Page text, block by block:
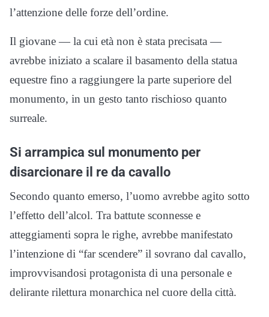
l’attenzione delle forze dell’ordine.
Il giovane — la cui età non è stata precisata —
avrebbe iniziato a scalare il basamento della statua
equestre fino a raggiungere la parte superiore del
monumento, in un gesto tanto rischioso quanto
surreale.
Si arrampica sul monumento per
disarcionare il re da cavallo
Secondo quanto emerso, l’uomo avrebbe agito sotto
l’effetto dell’alcol. Tra battute sconnesse e
atteggiamenti sopra le righe, avrebbe manifestato
l’intenzione di “far scendere” il sovrano dal cavallo,
improvvisandosi protagonista di una personale e
delirante rilettura monarchica nel cuore della città.